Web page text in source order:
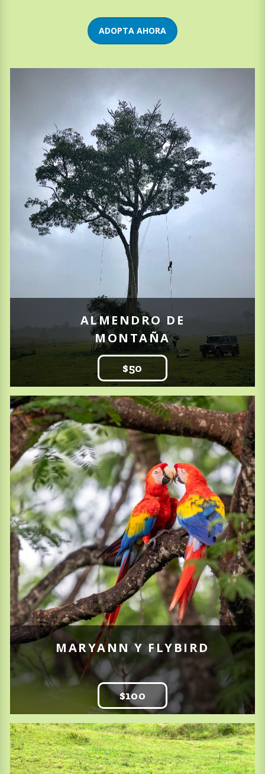
ADOPTA AHORA
ALMENDRO DE
MONTAÑA
$50
MARYANN Y FLYBIRD
$100